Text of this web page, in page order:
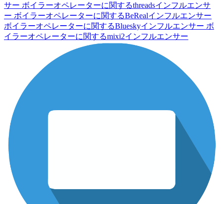
サー ボイラーオペレーターに関するthreadsインフルエンサ
ー ボイラーオペレーターに関するBeRealインフルエンサー
ボイラーオペレーターに関するBlueskyインフルエンサー ボ
イラーオペレーターに関するmixi2インフルエンサー